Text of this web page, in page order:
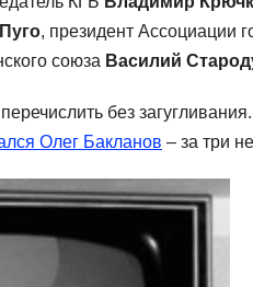
, президент Ассоциации
союза Василий
без
Олег Бакланов – за три